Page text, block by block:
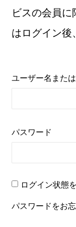
ビスの会員
はログイン後
ユーザー名また
パスワード
ログイン状態
パスワードをお